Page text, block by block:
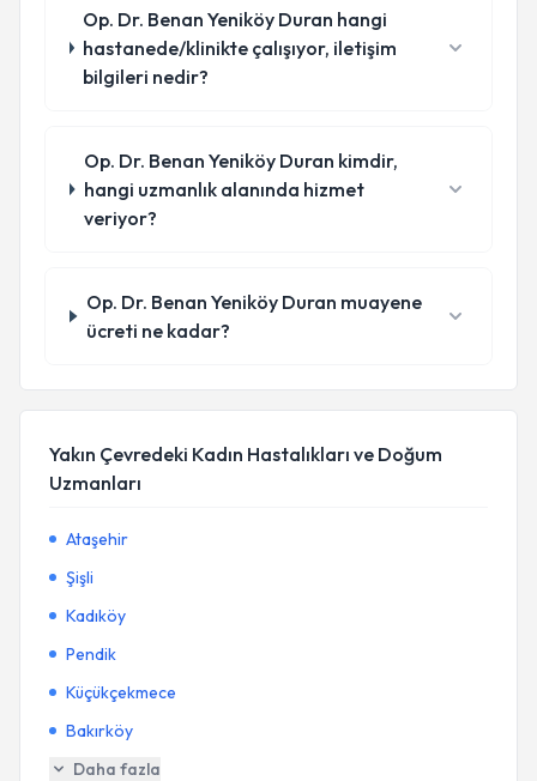
Op. Dr. Benan Yeniköy Duran hangi
hastanede/klinikte çalışıyor, iletişim
bilgileri nedir?
Op. Dr. Benan Yeniköy Duran kimdir,
hangi uzmanlık alanında hizmet
veriyor?
Op. Dr. Benan Yeniköy Duran muayene
ücreti ne kadar?
Yakın Çevredeki Kadın Hastalıkları ve Doğum
Uzmanları
Ataşehir
Şişli
Kadıköy
Pendik
Küçükçekmece
Bakırköy
Daha fazla